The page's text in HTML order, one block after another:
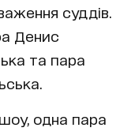
суддів.
Денис
та пара
одна пара